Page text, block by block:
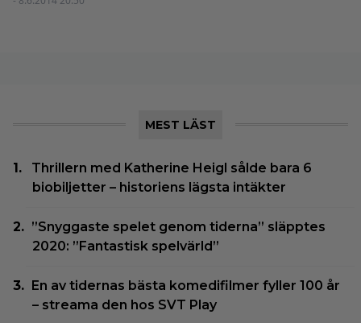
MEST LÄST
Thrillern med Katherine Heigl sålde bara 6
biobiljetter – historiens lägsta intäkter
”Snyggaste spelet genom tiderna” släpptes
2020: ”Fantastisk spelvärld”
En av tidernas bästa komedifilmer fyller 100 år
– streama den hos SVT Play